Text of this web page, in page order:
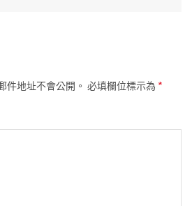
件地址不會公開。 必填欄位標示為 *